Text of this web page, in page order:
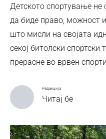
Детското спортување не
да биде право, можност
што мисли на својата
секој битолски спортски
прерасне во врвен
Редакција
Читај бе